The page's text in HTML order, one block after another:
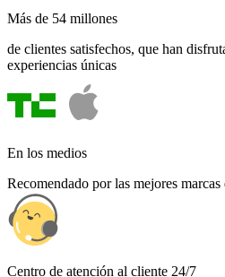
Más de 54 millones
de clientes satisfechos, que han
experiencias únicas
En los medios
Recomendado por las mejores
Centro de atención al cliente 24/7